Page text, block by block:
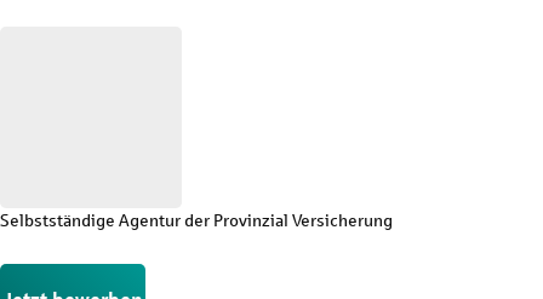
Selbstständige Agentur der Provinzial Versicherung